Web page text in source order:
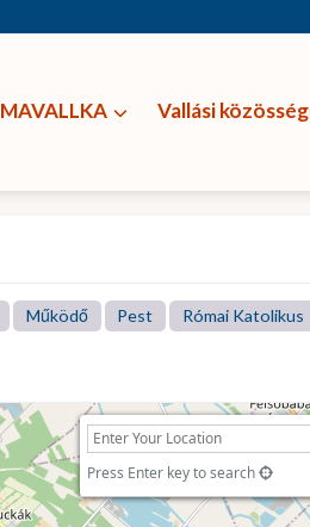
MAVALLKA Vallási
Működő Pest Római Katolikus
Press Enter key to search